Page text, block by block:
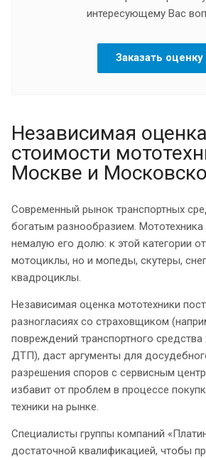
интересующему Вас
Заказать оценку
Независимая
стоимости
Москве и
Современный рынок транспортных
богатым разнообразием. Мототехника
немалую его долю: к этой категории
мотоциклы, но и мопеды, скутеры,
квадроциклы.
Независимая оценка мототехники
разногласиях со страховщиком
повреждений транспортного средства
ДТП), даст аргументы для
разрешения споров с сервисным
избавит от проблем в процессе
техники на рынке.
Специалисты группы компаний
достаточной квалификацией, чтобы